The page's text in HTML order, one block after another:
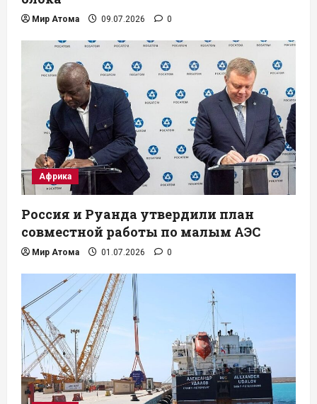
Мир Атома 09.07.2026 0
Африка
Россия и Руанда утвердили план
совместной работы по малым АЭС
Мир Атома 01.07.2026 0